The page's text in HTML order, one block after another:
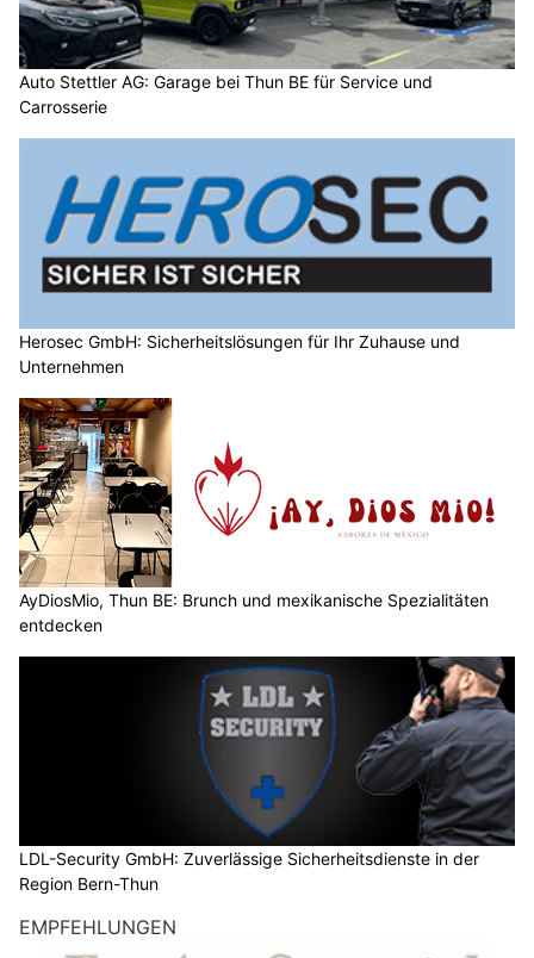
Auto Stettler AG: Garage bei Thun BE für Service und
Carrosserie
Herosec GmbH: Sicherheitslösungen für Ihr Zuhause und
Unternehmen
AyDiosMio, Thun BE: Brunch und mexikanische Spezialitäten
entdecken
LDL-Security GmbH: Zuverlässige Sicherheitsdienste in der
Region Bern-Thun
EMPFEHLUNGEN